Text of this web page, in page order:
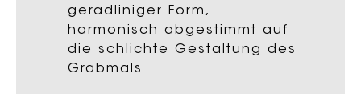
geradliniger Form,
harmonisch abgestimmt auf
die schlichte Gestaltung des
Grabmals